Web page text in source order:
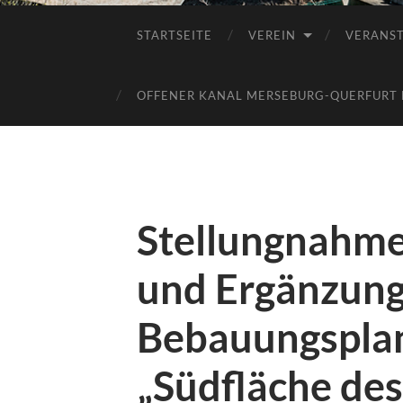
STARTSEITE VEREIN
OFFENER KANAL MERSEBURG-QUERFURT
und
„Südfläche